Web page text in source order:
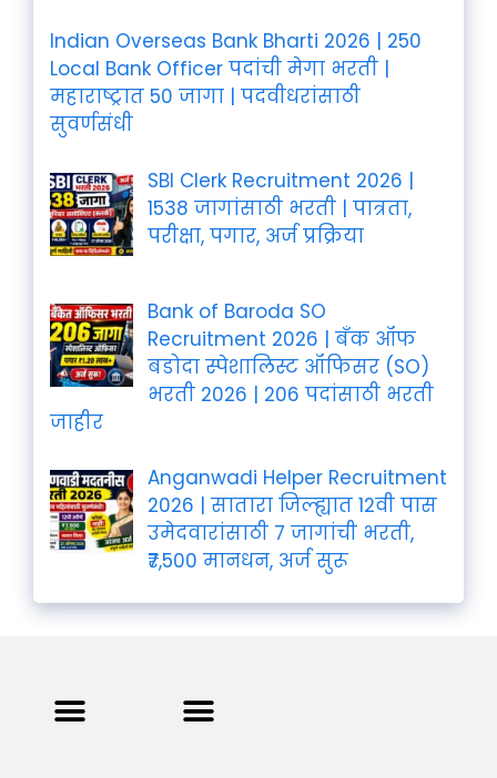
Indian Overseas Bank Bharti 2026 | 250
Local Bank Officer पदांची मेगा भरती |
महाराष्ट्रात 50 जागा | पदवीधरांसाठी
सुवर्णसंधी
SBI Clerk Recruitment 2026 |
1538 जागांसाठी भरती | पात्रता,
परीक्षा, पगार, अर्ज प्रक्रिया
Bank of Baroda SO
Recruitment 2026 | बँक ऑफ
बडोदा स्पेशालिस्ट ऑफिसर (SO)
भरती 2026 | 206 पदांसाठी भरती
जाहीर
Anganwadi Helper Recruitment
2026 | सातारा जिल्ह्यात 12वी पास
उमेदवारांसाठी 7 जागांची भरती,
₹7,500 मानधन, अर्ज सुरू